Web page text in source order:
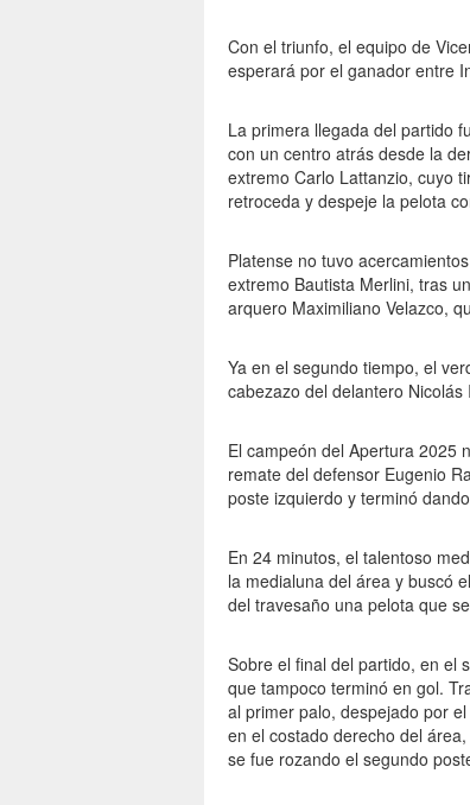
Con el triunfo, el equipo de
esperará por el ganador entre
La primera llegada del partido
con un centro atrás desde la
extremo Carlo Lattanzio, cuyo
retroceda y despeje la pelota
Platense no tuvo
extremo Bautista Merlini, tras
arquero Maximiliano Velazco,
Ya en el segundo tiempo, el
cabezazo del delantero
El campeón del Apertura 2025
remate del defensor Eugenio
poste izquierdo y terminó
En 24 minutos, el talentoso
la medialuna del área y buscó
del travesaño una pelota que
Sobre el final del partido, en el
que tampoco terminó en gol.
al primer palo, despejado por
en el costado derecho del
se fue rozando el segundo